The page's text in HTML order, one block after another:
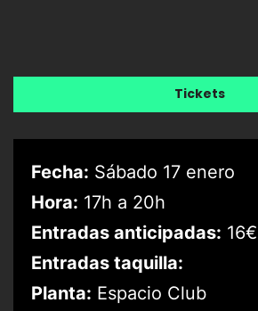
Tickets
Fecha: Sábado 17 enero
Hora: 17h a 20h
Entradas anticipadas: 16€
Entradas taquilla:
Planta: Espacio Club